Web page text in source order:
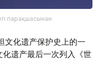
парақшасынан
文化遗产保护史上的一
遗产最后一次列入《世